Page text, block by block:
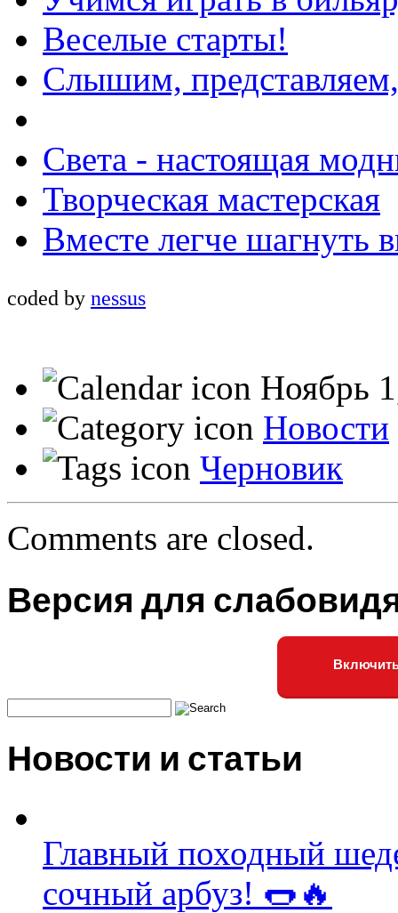
Веселые старты!
Слышим,
Света - настоящая
Творческая мастерская
Вместе легче шагнуть
coded by nessus
Ноябрь
Новости
Черновик
Comments are closed.
Версия для
Новости и статьи
Главный походный
сочный арбуз! 🌭🔥